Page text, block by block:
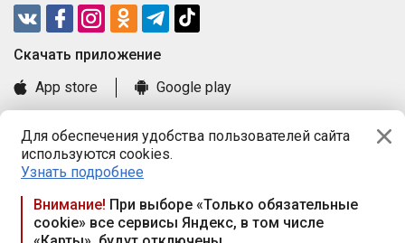
Для обеспечения удобства пользователей сайта
используются cookies.
Узнать подробнее
Внимание! При выборе «Только обязательные
cookie» все сервисы Яндекс, в том числе
Cкачать приложение
App store
Google play
Книга замечаний и предложений
Правила и документы
Praca.by © 2000—2026, ООО «ПРАЦА БАЙ»
Республика Беларусь, 220114, г. Минск, пр-т Независимости
117а, пом. № 9.